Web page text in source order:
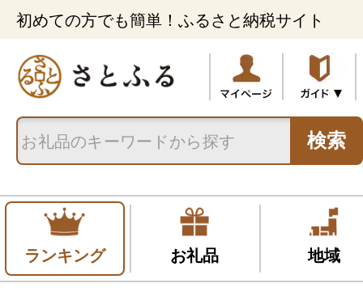
初めての方でも簡単！ふるさと納税サイト
検索
ランキング お礼品 地域